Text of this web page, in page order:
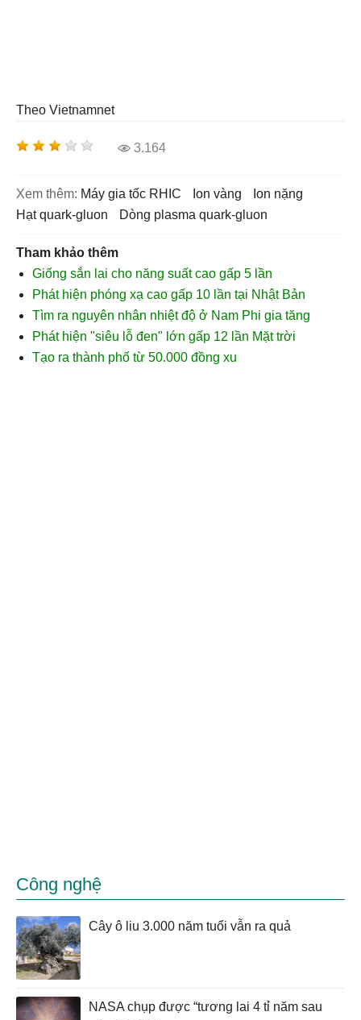
Theo Vietnamnet
3.164
Xem thêm: máy gia tốc RHIC ion vàng
ion nặng
hạt quark-gluon
dòng plasma quark-gluon
Tham khảo thêm
Giống sắn lai cho năng suất cao gấp 5 lần
Phát hiện phóng xạ cao gấp 10 lần tại Nhật Bản
Tìm ra nguyên nhân nhiệt độ ở Nam Phi gia tăng
Phát hiện "siêu lỗ đen" lớn gấp 12 lần Mặt trời
Tạo ra thành phố từ 50.000 đồng xu
Công nghệ
Cây ô liu 3.000 năm tuổi vẫn ra quả
NASA chụp được “tương lai 4 tỉ năm sau